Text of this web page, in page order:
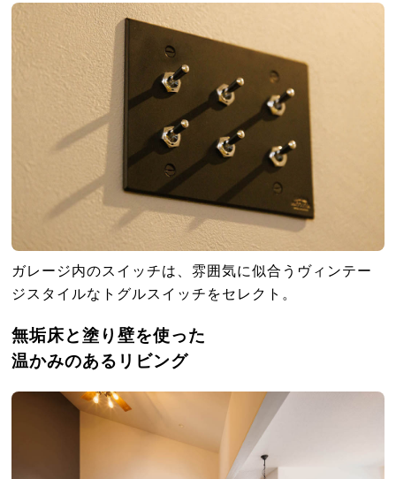
ガレージ内のスイッチは、雰囲気に似合うヴィンテー
ジスタイルなトグルスイッチをセレクト。
無垢床と塗り壁を使った
温かみのあるリビング